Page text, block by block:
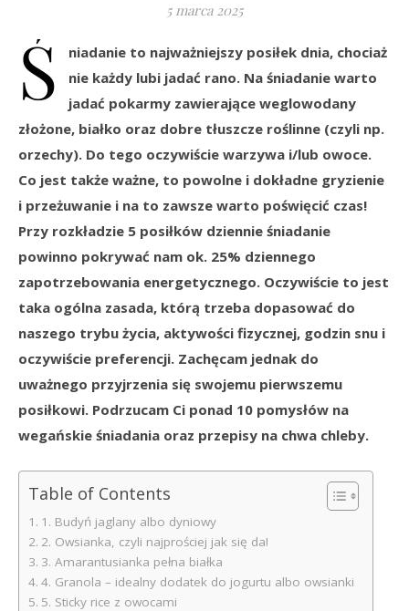
5 marca 2025
Ś
niadanie to najważniejszy posiłek dnia, chociaż
nie każdy lubi jadać rano. Na śniadanie warto
jadać pokarmy zawierające weglowodany
złożone, białko oraz dobre tłuszcze roślinne (czyli np.
orzechy). Do tego oczywiście warzywa i/lub owoce.
Co jest także ważne, to powolne i dokładne gryzienie
i przeżuwanie i na to zawsze warto poświęcić czas!
Przy rozkładzie 5 posiłków dziennie śniadanie
powinno pokrywać nam ok. 25% dziennego
zapotrzebowania energetycznego. Oczywiście to jest
taka ogólna zasada, którą trzeba dopasować do
naszego trybu życia, aktywości fizycznej, godzin snu i
oczywiście preferencji. Zachęcam jednak do
uważnego przyjrzenia się swojemu pierwszemu
posiłkowi. Podrzucam Ci ponad 10 pomysłów na
wegańskie śniadania oraz przepisy na chwa chleby.
Table of Contents
1. Budyń jaglany albo dyniowy
2. Owsianka, czyli najprościej jak się da!
3. Amarantusianka pełna białka
4. Granola – idealny dodatek do jogurtu albo owsianki
5. Sticky rice z owocami